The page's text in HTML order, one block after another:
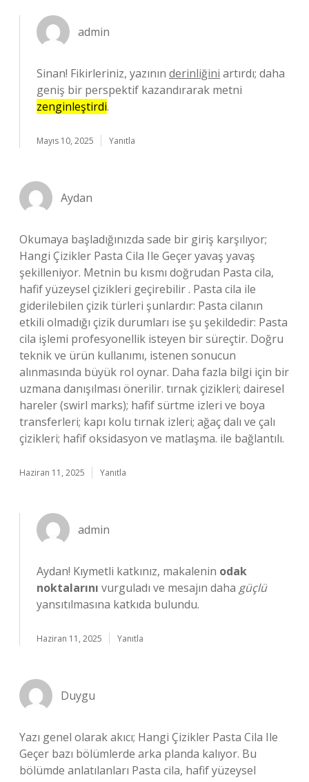
admin
Sinan! Fikirleriniz, yazının derinliğini artırdı; daha
geniş bir perspektif kazandırarak metni
zenginleştirdi.
Mayıs 10, 2025 Yanıtla
Aydan
Okumaya başladığınızda sade bir giriş karşılıyor;
Hangi Çizikler Pasta Cila Ile Geçer yavaş yavaş
şekilleniyor. Metnin bu kısmı doğrudan Pasta cila,
hafif yüzeysel çizikleri geçirebilir . Pasta cila ile
giderilebilen çizik türleri şunlardır: Pasta cilanın
etkili olmadığı çizik durumları ise şu şekildedir: Pasta
cila işlemi profesyonellik isteyen bir süreçtir. Doğru
teknik ve ürün kullanımı, istenen sonucun
alınmasında büyük rol oynar. Daha fazla bilgi için bir
uzmana danışılması önerilir. tırnak çizikleri; dairesel
hareler (swirl marks); hafif sürtme izleri ve boya
transferleri; kapı kolu tırnak izleri; ağaç dalı ve çalı
çizikleri; hafif oksidasyon ve matlaşma. ile bağlantılı.
Haziran 11, 2025 Yanıtla
admin
Aydan! Kıymetli katkınız, makalenin odak
noktalarını vurguladı ve mesajın daha güçlü
yansıtılmasına katkıda bulundu.
Haziran 11, 2025 Yanıtla
Duygu
Yazı genel olarak akıcı; Hangi Çizikler Pasta Cila Ile
Geçer bazı bölümlerde arka planda kalıyor. Bu
bölümde anlatılanları Pasta cila, hafif yüzeysel